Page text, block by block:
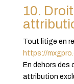
10.
Tout litige en
https://
En dehors des
attribution